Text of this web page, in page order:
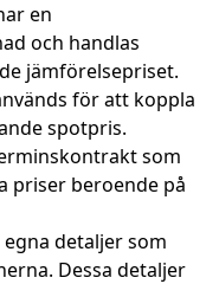
en
och handlas
jämförelsepriset.
för att koppla
spotpris.
som
priser beroende på
detaljer som
Dessa detaljer